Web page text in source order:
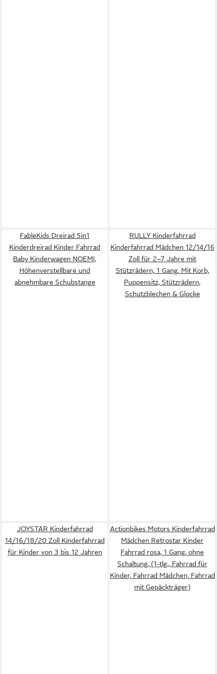
FableKids Dreirad 5in1
Kinderdreirad Kinder Fahrrad
Baby Kinderwagen NOEMI,
Höhenverstellbare und
abnehmbare Schubstange
RULLY Kinderfahrrad
Kinderfahrrad Mädchen 12/14/16
Zoll für 2–7 Jahre mit
Stützrädern, 1 Gang, Mit Korb,
Puppensitz, Stützrädern,
Schutzblechen & Glocke
JOYSTAR Kinderfahrrad
14/16/18/20 Zoll Kinderfahrrad
für Kinder von 3 bis 12 Jahren
Actionbikes Motors Kinderfahrrad
Mädchen Retrostar Kinder
Fahrrad rosa, 1 Gang, ohne
Schaltung, (1-tlg., Fahrrad für
Kinder, Fahrrad Mädchen, Fahrrad
mit Gepäckträger)